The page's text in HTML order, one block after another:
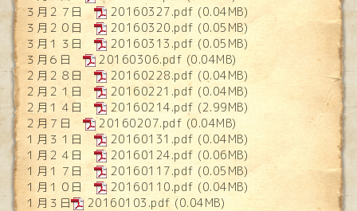
３月２７日
20160327.pdf (0.04MB)
３月２０日
20160320.pdf (0.05MB)
３月１３日
20160313.pdf (0.05MB)
３月６日
20160306.pdf (0.04MB)
２月２８日
20160228.pdf (0.04MB)
２月２１日
20160221.pdf (0.04MB)
２月１４日
20160214.pdf (2.99MB)
２月７日
20160207.pdf (0.04MB)
１月３１日
20160131.pdf (0.04MB)
１月２４日
20160124.pdf (0.06MB)
１月１７日
20160117.pdf (0.05MB)
１月１０日
20160110.pdf (0.04MB)
１月３日
20160103.pdf (0.04MB)